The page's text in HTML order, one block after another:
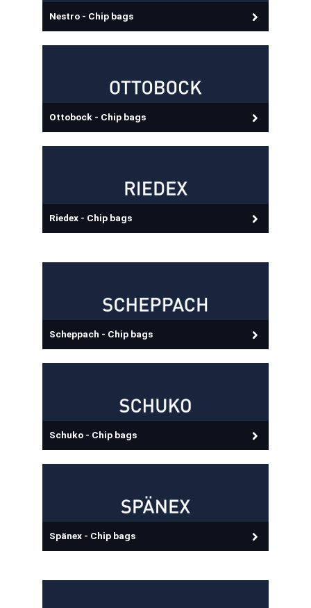
Nestro - Chip bags
Ottobock - Chip bags
Riedex - Chip bags
Scheppach - Chip bags
Schuko - Chip bags
Spänex - Chip bags